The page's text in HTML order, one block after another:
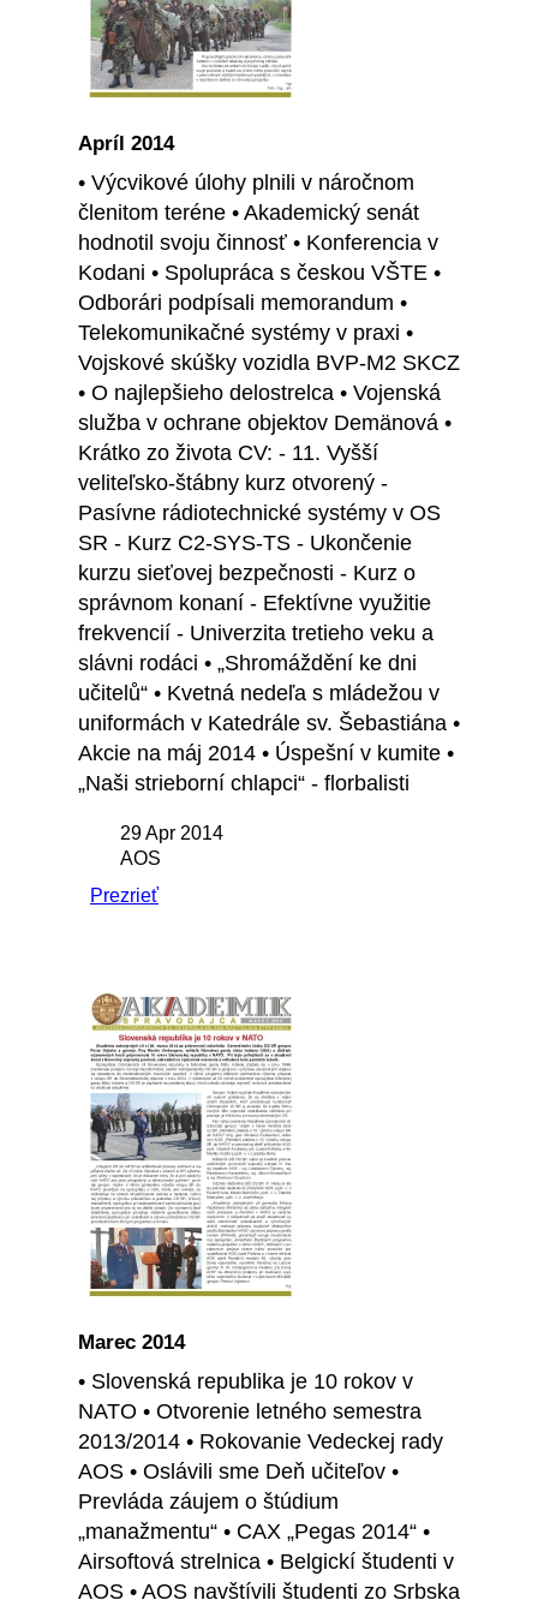
Apríl 2014
• Výcvikové úlohy plnili v náročnom
členitom teréne • Akademický senát
hodnotil svoju činnosť • Konferencia v
Kodani • Spolupráca s českou VŠTE •
Odborári podpísali memorandum •
Telekomunikačné systémy v praxi •
Vojskové skúšky vozidla BVP-M2 SKCZ
• O najlepšieho delostrelca • Vojenská
služba v ochrane objektov Demänová •
Krátko zo života CV: - 11. Vyšší
veliteľsko-štábny kurz otvorený -
Pasívne rádiotechnické systémy v OS
SR - Kurz C2-SYS-TS - Ukončenie
kurzu sieťovej bezpečnosti - Kurz o
správnom konaní - Efektívne využitie
frekvencií - Univerzita tretieho veku a
slávni rodáci • „Shromáždění ke dni
učitelů“ • Kvetná nedeľa s mládežou v
uniformách v Katedrále sv. Šebastiána •
Akcie na máj 2014 • Úspešní v kumite •
„Naši strieborní chlapci“ - florbalisti
29 Apr 2014
AOS
Prezrieť
Marec 2014
• Slovenská republika je 10 rokov v
NATO • Otvorenie letného semestra
2013/2014 • Rokovanie Vedeckej rady
AOS • Oslávili sme Deň učiteľov •
Prevláda záujem o štúdium
„manažmentu“ • CAX „Pegas 2014“ •
Airsoftová strelnica • Belgickí študenti v
AOS • AOS navštívili študenti zo Srbska